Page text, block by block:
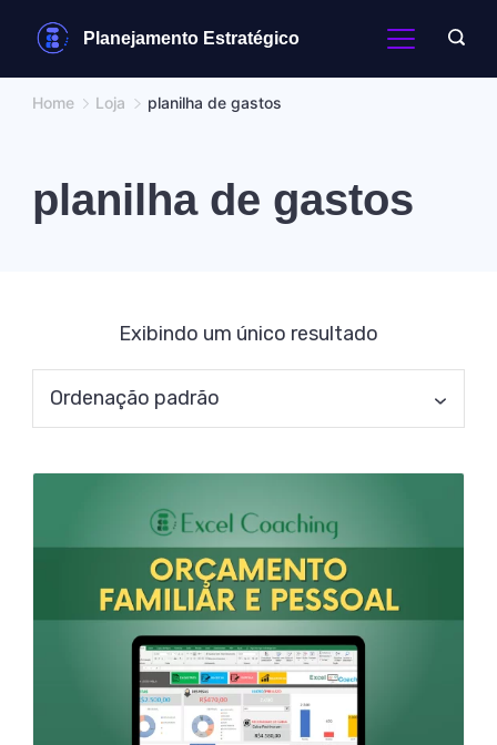
Planejamento Estratégico
Home Loja planilha de gastos
planilha de gastos
Exibindo um único resultado